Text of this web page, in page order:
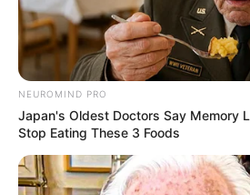
NEUROMIND PRO
Japan's Oldest Doctors Say Memory
Stop Eating These 3 Foods